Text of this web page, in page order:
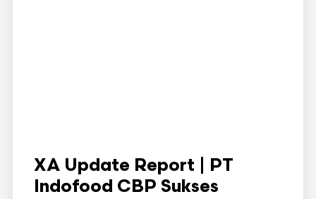
XA Update Report | PT
Indofood CBP Sukses